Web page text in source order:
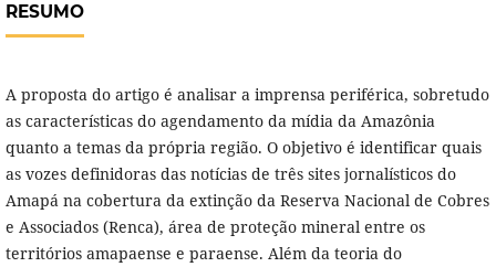
RESUMO
A proposta do artigo é analisar a imprensa periférica, sobretudo
as características do agendamento da mídia da Amazônia
quanto a temas da própria região. O objetivo é identificar quais
as vozes definidoras das notícias de três sites jornalísticos do
Amapá na cobertura da extinção da Reserva Nacional de Cobres
e Associados (Renca), área de proteção mineral entre os
territórios amapaense e paraense. Além da teoria do